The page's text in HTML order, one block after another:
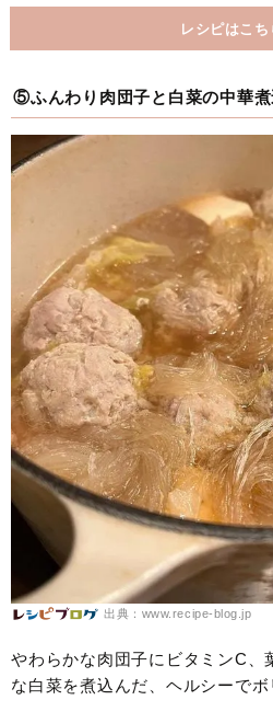
レシピはこち
⑤ふんわり肉団子と白菜の中華煮
出典：www.recipe-blog.jp
やわらかな肉団子にビタミンC、
な白菜を煮込んだ、ヘルシーでボ